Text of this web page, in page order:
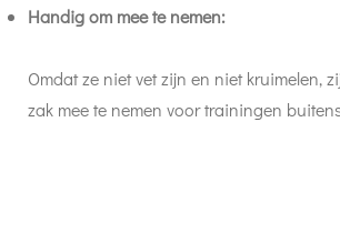
Handig om mee te nemen:
Omdat ze niet vet zijn en niet kruimelen,
zak mee te nemen voor trainingen